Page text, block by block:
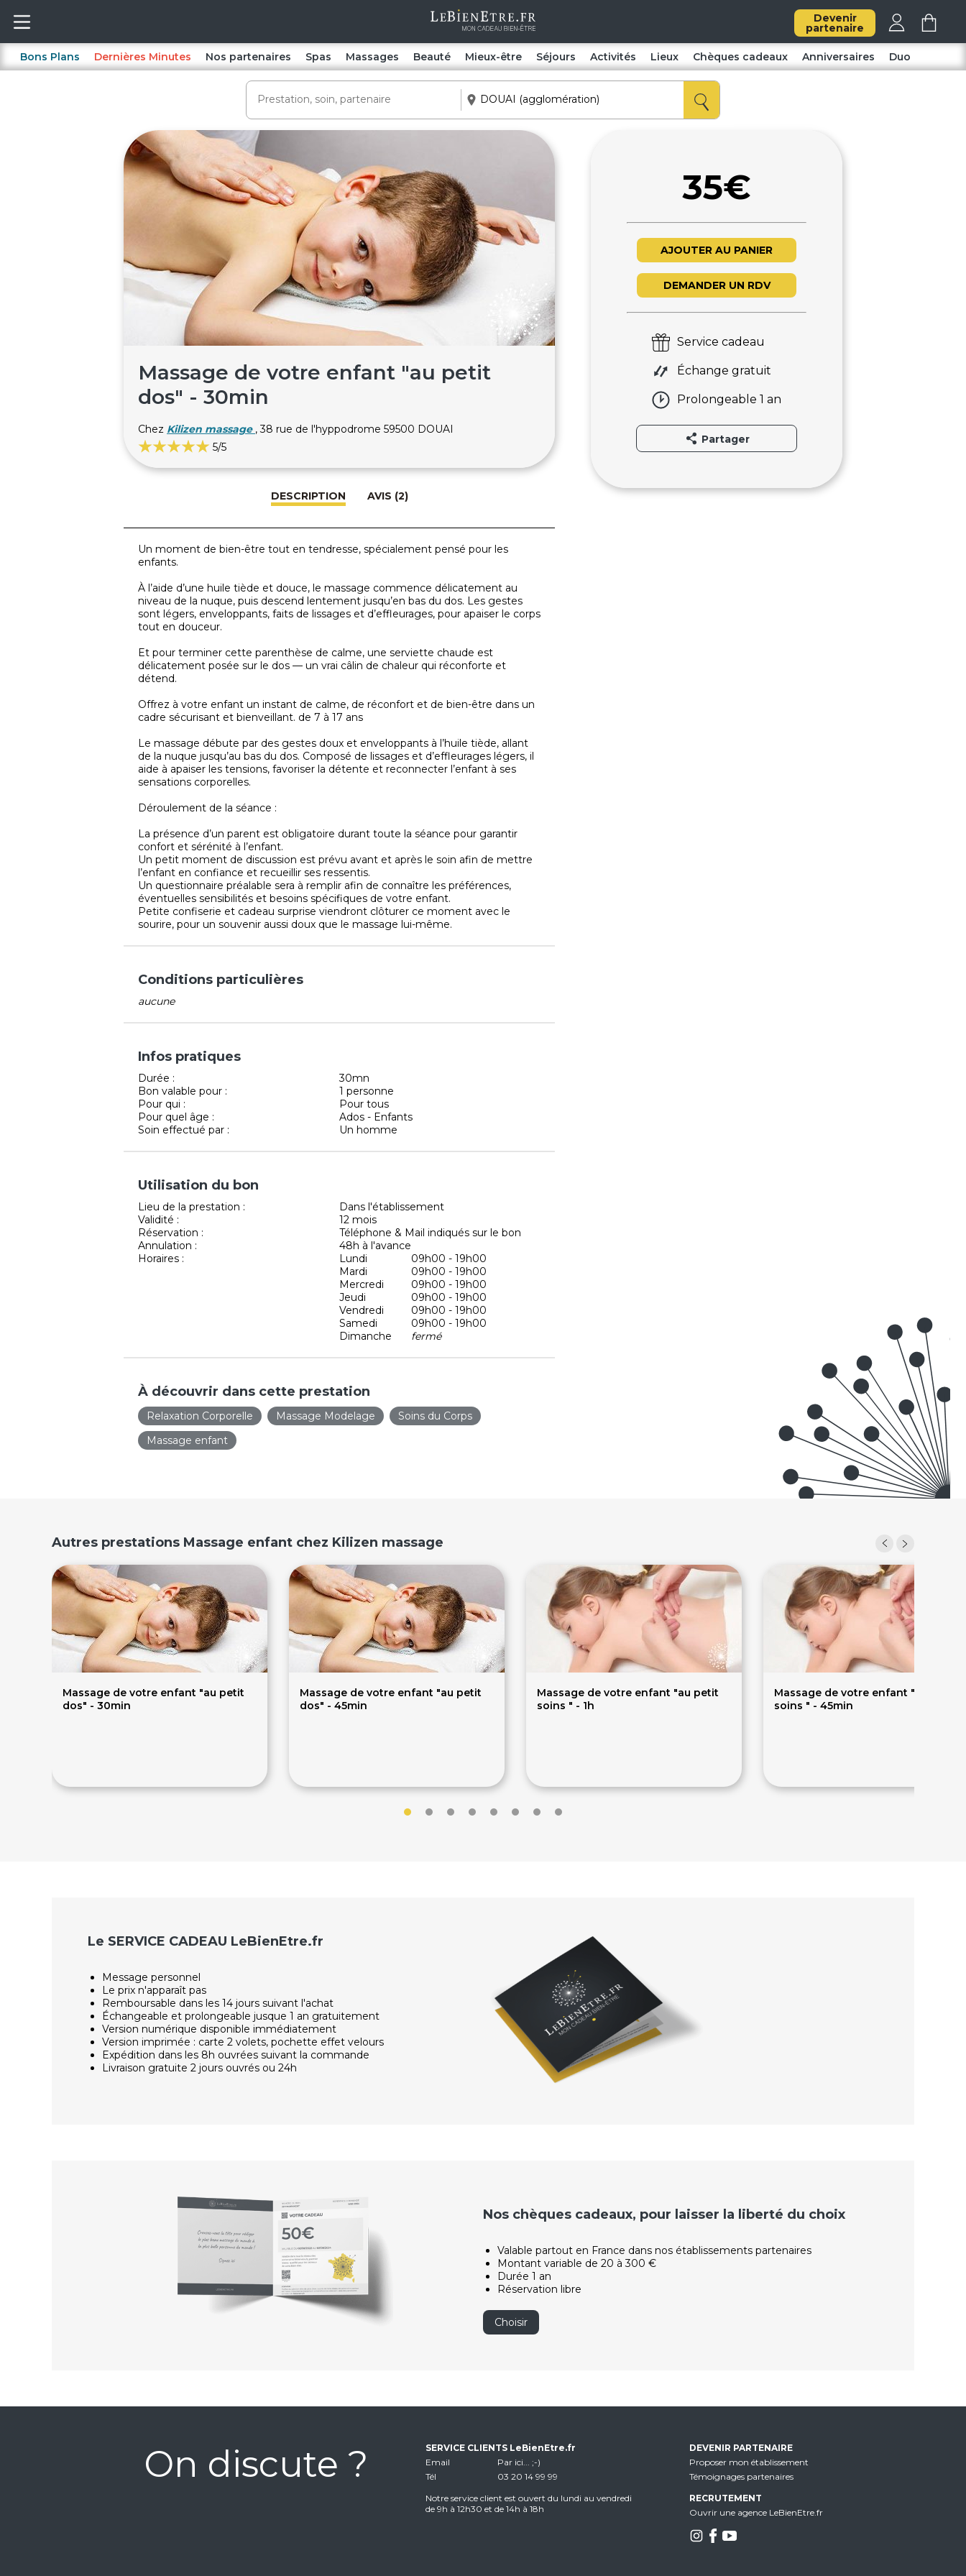
Devenir
partenaire
Bons Plans Dernières Minutes Nos partenaires Spas Massages Beauté Mieux-être Séjours Activités Lieux Chèques cadeaux Anniversaires Duo
Massage de votre enfant "au petit
dos" - 30min
Chez Kilizen massage , 38 rue de l'hyppodrome 59500 DOUAI
5/5
DESCRIPTION AVIS (2)
Un moment de bien-être tout en tendresse, spécialement pensé pour les
enfants.
À l’aide d’une huile tiède et douce, le massage commence délicatement au
niveau de la nuque, puis descend lentement jusqu’en bas du dos. Les gestes
sont légers, enveloppants, faits de lissages et d’effleurages, pour apaiser le corps
tout en douceur.
Et pour terminer cette parenthèse de calme, une serviette chaude est
délicatement posée sur le dos — un vrai câlin de chaleur qui réconforte et
détend.
Offrez à votre enfant un instant de calme, de réconfort et de bien-être dans un
cadre sécurisant et bienveillant. de 7 à 17 ans
Le massage débute par des gestes doux et enveloppants à l’huile tiède, allant
de la nuque jusqu’au bas du dos. Composé de lissages et d’effleurages légers, il
aide à apaiser les tensions, favoriser la détente et reconnecter l’enfant à ses
sensations corporelles.
Déroulement de la séance :
La présence d’un parent est obligatoire durant toute la séance pour garantir
confort et sérénité à l’enfant.
Un petit moment de discussion est prévu avant et après le soin afin de mettre
l’enfant en confiance et recueillir ses ressentis.
Un questionnaire préalable sera à remplir afin de connaître les préférences,
éventuelles sensibilités et besoins spécifiques de votre enfant.
Petite confiserie et cadeau surprise viendront clôturer ce moment avec le
sourire, pour un souvenir aussi doux que le massage lui-même.
Conditions particulières
aucune
Infos pratiques
Durée :
30mn
Bon valable pour :
1 personne
Pour qui :
Pour tous
Pour quel âge :
Ados - Enfants
Soin effectué par :
Un homme
Utilisation du bon
Lieu de la prestation :
Dans l'établissement
Validité :
12 mois
Réservation :
Téléphone & Mail indiqués sur le bon
Annulation :
48h à l'avance
Horaires :
Lundi
09h00 - 19h00
Mardi
09h00 - 19h00
Mercredi
09h00 - 19h00
Jeudi
09h00 - 19h00
Vendredi
09h00 - 19h00
Samedi
09h00 - 19h00
Dimanche
fermé
À découvrir dans cette prestation
Relaxation Corporelle Massage Modelage
Soins du Corps
Massage enfant
35€
AJOUTER AU PANIER
DEMANDER UN RDV
Service cadeau
Échange gratuit
Prolongeable 1 an
Partager
Autres prestations Massage enfant chez Kilizen massage
Massage de votre enfant "au petit
dos" - 30min
Massage de votre enfant "au petit
dos" - 45min
Massage de votre enfant "au petit
soins " - 1h
Massage de votre enfant "au petit
soins " - 45min
Le SERVICE CADEAU LeBienEtre.fr
Message personnel
Le prix n'apparaît pas
Remboursable dans les 14 jours suivant l'achat
Échangeable et prolongeable jusque 1 an gratuitement
Version numérique disponible immédiatement
Version imprimée : carte 2 volets, pochette effet velours
Expédition dans les 8h ouvrées suivant la commande
Livraison gratuite 2 jours ouvrés ou 24h
Nos chèques cadeaux, pour laisser la liberté du choix
Valable partout en France dans nos établissements partenaires
Montant variable de 20 à 300 €
Durée 1 an
Réservation libre
Choisir
On discute ?
SERVICE CLIENTS LeBienEtre.fr
Email
Par ici... ;-)
Tél
03 20 14 99 99
Notre service client est ouvert du lundi au vendredi
de 9h à 12h30 et de 14h à 18h
DEVENIR PARTENAIRE
Proposer mon établissement
Témoignages partenaires
RECRUTEMENT
Ouvrir une agence LeBienEtre.fr